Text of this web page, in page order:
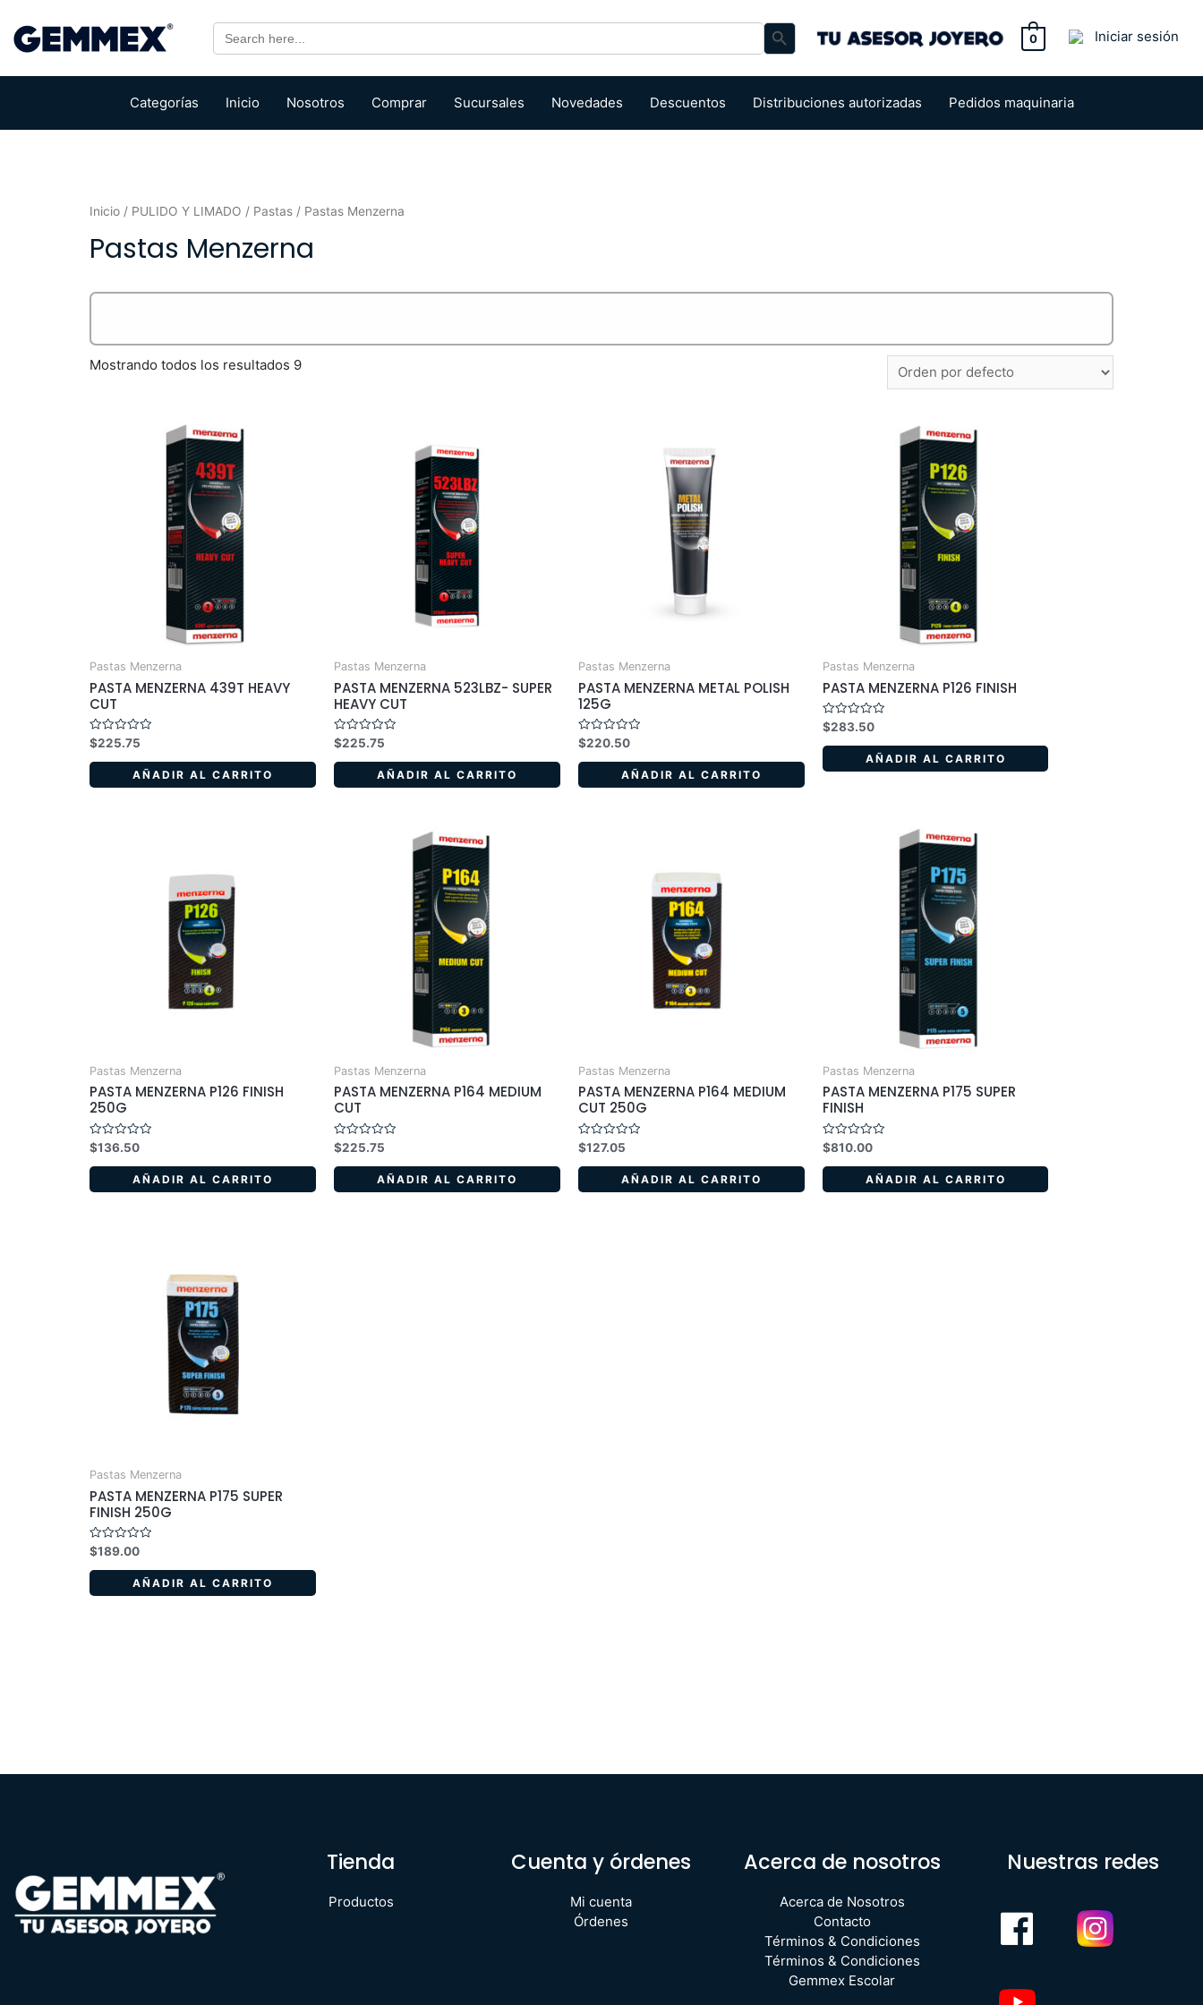
Iniciar sesión
Search
for:
Search Button
Categorías Inicio Nosotros Comprar Sucursales Novedades Descuentos Distribuciones autorizadas Pedidos maquinaria
0
Inicio / PULIDO Y LIMADO / Pastas / Pastas Menzerna
Pastas Menzerna
Mostrando todos los resultados 9
Pastas Menzerna
PASTA MENZERNA 439T HEAVY
CUT
Valorado
en
0
5
$225.75
AÑADIR AL CARRITO
Pastas Menzerna
PASTA MENZERNA 523LBZ- SUPER
HEAVY CUT
Valorado
en
0
5
$225.75
AÑADIR AL CARRITO
Pastas Menzerna
PASTA MENZERNA METAL POLISH
125G
Valorado
en
0
5
$220.50
AÑADIR AL CARRITO
Pastas Menzerna
PASTA MENZERNA P126 FINISH
Valorado
en
0
5
$283.50
AÑADIR AL CARRITO
Pastas Menzerna
PASTA MENZERNA P126 FINISH
250G
Valorado
en
0
5
$136.50
AÑADIR AL CARRITO
Pastas Menzerna
PASTA MENZERNA P164 MEDIUM
CUT
Valorado
en
0
5
$225.75
AÑADIR AL CARRITO
Pastas Menzerna
PASTA MENZERNA P164 MEDIUM
CUT 250G
Valorado
en
0
5
$127.05
AÑADIR AL CARRITO
Pastas Menzerna
PASTA MENZERNA P175 SUPER
FINISH
Valorado
en
0
5
$810.00
AÑADIR AL CARRITO
Pastas Menzerna
PASTA MENZERNA P175 SUPER
FINISH 250G
Valorado
en
0
5
$189.00
AÑADIR AL CARRITO
Tienda
Productos
Cuenta y órdenes
Mi cuenta
Órdenes
Acerca de nosotros
Acerca de Nosotros
Contacto
Términos & Condiciones
Términos & Condiciones
Gemmex Escolar
Nuestras redes